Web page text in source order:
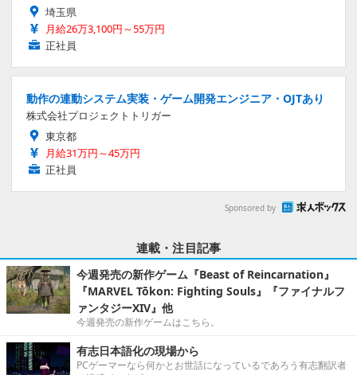
埼玉県
月給26万3,100円～55万円
正社員
動作の連動システム実装・ゲーム開発エンジニア・OJTあり
株式会社プロジェクトトリガー
東京都
月給31万円～45万円
正社員
Sponsored by
連載・注目記事
今週発売の新作ゲーム『Beast of Reincarnation』
『MARVEL Tōkon: Fighting Souls』『ファイナルフ
ァンタジーXIV』他
今週発売の新作ゲームはこちら。
有志日本語化の現場から
PCゲーマーなら何かとお世話になっているであろう有志翻訳者